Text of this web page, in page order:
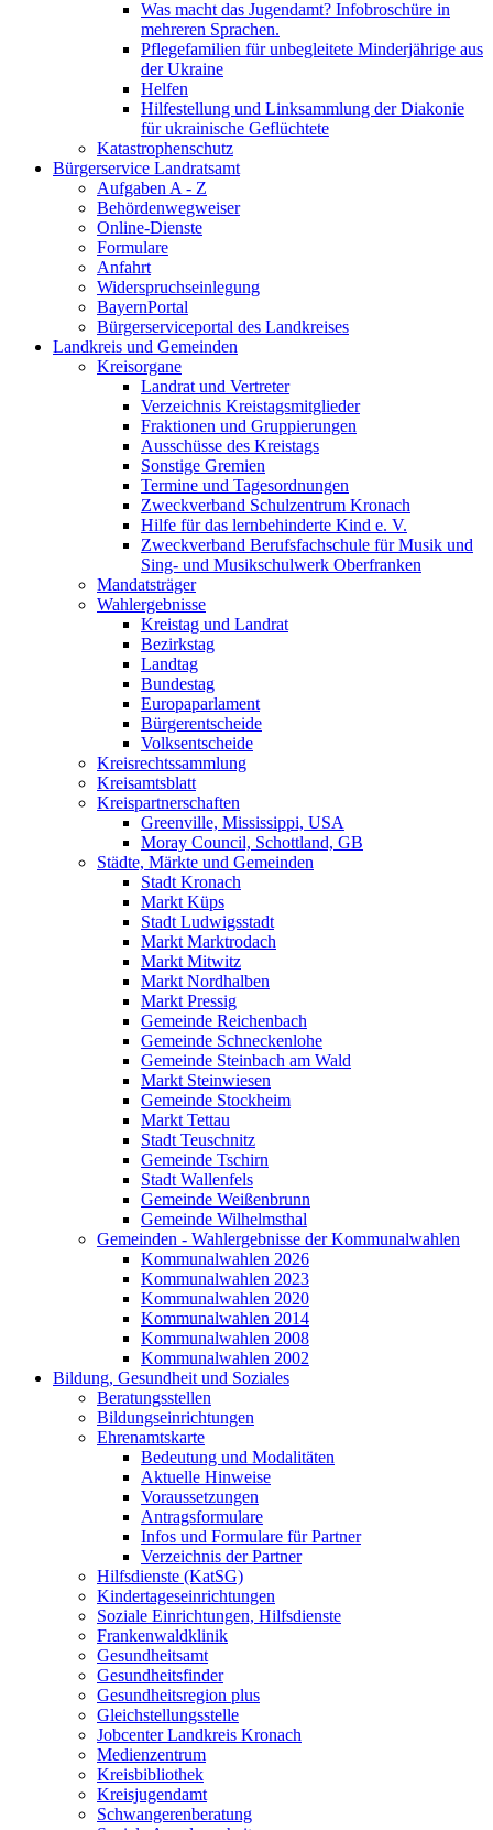
Was macht das Jugendamt? Infobroschüre in
mehreren Sprachen.
Pflegefamilien für unbegleitete Minderjährige aus
der Ukraine
Helfen
Hilfestellung und Linksammlung der Diakonie
für ukrainische Geflüchtete
Katastrophenschutz
Bürgerservice Landratsamt
Aufgaben A - Z
Behördenwegweiser
Online-Dienste
Formulare
Anfahrt
Widerspruchseinlegung
BayernPortal
Bürgerserviceportal des Landkreises
Landkreis und Gemeinden
Kreisorgane
Landrat und Vertreter
Verzeichnis Kreistagsmitglieder
Fraktionen und Gruppierungen
Ausschüsse des Kreistags
Sonstige Gremien
Termine und Tagesordnungen
Zweckverband Schulzentrum Kronach
Hilfe für das lernbehinderte Kind e. V.
Zweckverband Berufsfachschule für Musik und
Sing- und Musikschulwerk Oberfranken
Mandatsträger
Wahlergebnisse
Kreistag und Landrat
Bezirkstag
Landtag
Bundestag
Europaparlament
Bürgerentscheide
Volksentscheide
Kreisrechtssammlung
Kreisamtsblatt
Kreispartnerschaften
Greenville, Mississippi, USA
Moray Council, Schottland, GB
Städte, Märkte und Gemeinden
Stadt Kronach
Markt Küps
Stadt Ludwigsstadt
Markt Marktrodach
Markt Mitwitz
Markt Nordhalben
Markt Pressig
Gemeinde Reichenbach
Gemeinde Schneckenlohe
Gemeinde Steinbach am Wald
Markt Steinwiesen
Gemeinde Stockheim
Markt Tettau
Stadt Teuschnitz
Gemeinde Tschirn
Stadt Wallenfels
Gemeinde Weißenbrunn
Gemeinde Wilhelmsthal
Gemeinden - Wahlergebnisse der Kommunalwahlen
Kommunalwahlen 2026
Kommunalwahlen 2023
Kommunalwahlen 2020
Kommunalwahlen 2014
Kommunalwahlen 2008
Kommunalwahlen 2002
Bildung, Gesundheit und Soziales
Beratungsstellen
Bildungseinrichtungen
Ehrenamtskarte
Bedeutung und Modalitäten
Aktuelle Hinweise
Voraussetzungen
Antragsformulare
Infos und Formulare für Partner
Verzeichnis der Partner
Hilfsdienste (KatSG)
Kindertageseinrichtungen
Soziale Einrichtungen, Hilfsdienste
Frankenwaldklinik
Gesundheitsamt
Gesundheitsfinder
Gesundheitsregion plus
Gleichstellungsstelle
Jobcenter Landkreis Kronach
Medienzentrum
Kreisbibliothek
Kreisjugendamt
Schwangerenberatung